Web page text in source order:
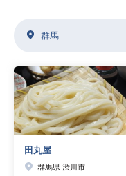
群馬
田丸屋
群馬県 渋川市